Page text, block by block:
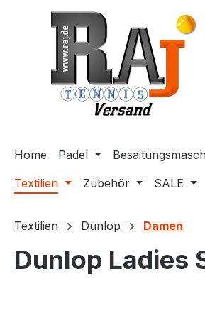
Hauptinhalt springen
Zur Suche springen
Zur Hauptnavigation springen
Home Padel
Textilien
Zubehör SALE
Textilien Dunlop Damen
Dunlop Ladies